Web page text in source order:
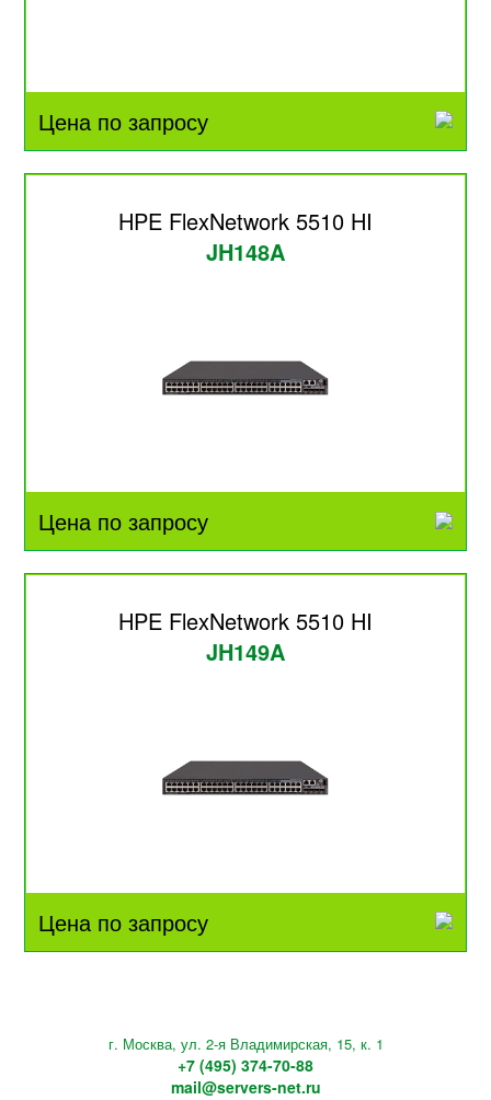
Цена по запросу
HPE FlexNetwork 5510 HI
JH148A
Цена по запросу
HPE FlexNetwork 5510 HI
JH149A
Цена по запросу
г. Москва, ул. 2-я Владимирская, 15, к. 1
+7 (495) 374-70-88
mail@servers-net.ru